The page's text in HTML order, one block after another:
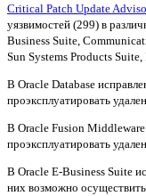
Critical Patch Update
уязвимостей (299) в
Business Suite,
Sun Systems Products
В Oracle Database
проэксплуатировать
В Oracle Fusion Middleware
проэксплуатировать
В Oracle E-Business Suite
них возможно